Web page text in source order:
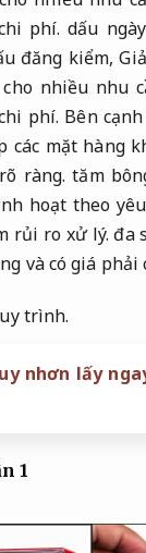
phí. dấu
đăng kiểm,
cho nhiều nhu
phí. Bên
các mặt hàng
ràng. tăm
hoạt theo
rủi ro xử lý. đa
và có giá phải
trình.
nhơn lấy
1